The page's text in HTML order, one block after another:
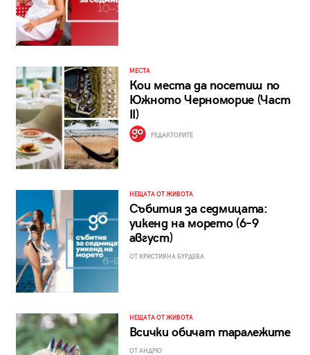
МЕСТА
Кои места да посетиш по
Южното Черноморие (Част
II)
РЕДАКТОРИТЕ
НЕЩАТА ОТ ЖИВОТА
Събития за седмицата:
уикенд на морето (6–9
август)
ОТ КРИСТИЯНА БУРДЕВА
НЕЩАТА ОТ ЖИВОТА
Всички обичат таралежите
ОТ АНДРЮ